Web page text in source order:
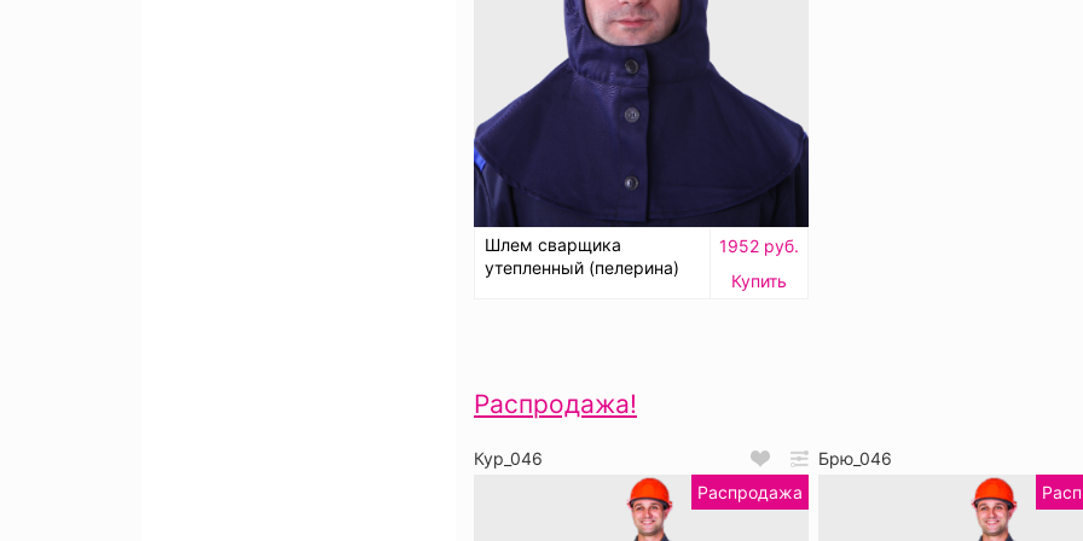
Шлем сварщика
утепленный (пелерина)
1952 руб.
Купить
Распродажа!
Кур_046
Распродажа
Брю_046